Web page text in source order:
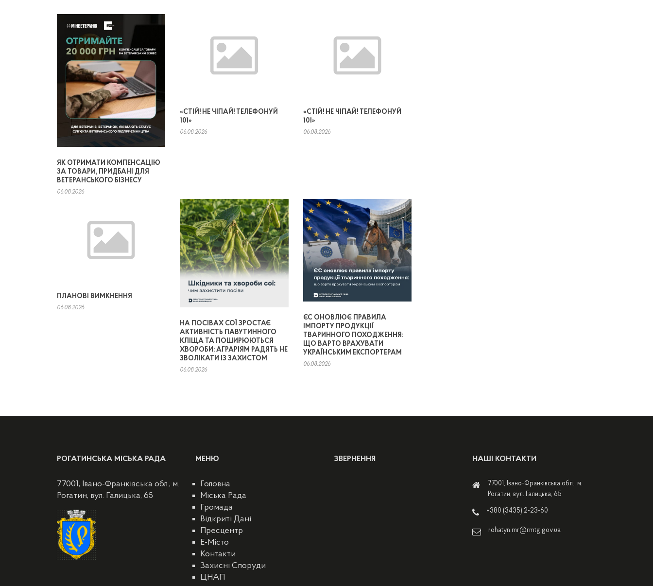
ЯК ОТРИМАТИ КОМПЕНСАЦІЮ
ЗА ТОВАРИ, ПРИДБАНІ ДЛЯ
ВЕТЕРАНСЬКОГО БІЗНЕСУ
06.08.2026
«СТІЙ! НЕ ЧІПАЙ! ТЕЛЕФОНУЙ
101»
06.08.2026
«СТІЙ! НЕ ЧІПАЙ! ТЕЛЕФОНУЙ
101»
06.08.2026
ПЛАНОВІ ВИМКНЕННЯ
06.08.2026
НА ПОСІВАХ СОЇ ЗРОСТАЄ
АКТИВНІСТЬ ПАВУТИННОГО
КЛІЩА ТА ПОШИРЮЮТЬСЯ
ХВОРОБИ: АГРАРІЯМ РАДЯТЬ НЕ
ЗВОЛІКАТИ ІЗ ЗАХИСТОМ
06.08.2026
ЄС ОНОВЛЮЄ ПРАВИЛА
ІМПОРТУ ПРОДУКЦІЇ
ТВАРИННОГО ПОХОДЖЕННЯ:
ЩО ВАРТО ВРАХУВАТИ
УКРАЇНСЬКИМ ЕКСПОРТЕРАМ
06.08.2026
РОГАТИНСЬКА МІСЬКА РАДА
77001, Івано-Франківська обл., м.
Рогатин, вул. Галицька, 65
МЕНЮ
Головна
Міська Рада
Громада
Відкриті Дані
Пресцентр
E-Місто
Контакти
Захисні Споруди
ЦНАП
ЗВЕРНЕННЯ НАШІ КОНТАКТИ
77001, Івано-Франківська обл., м.
Рогатин, вул. Галицька, 65
+380 (3435) 2-23-60
rohatyn.mr@rmtg.gov.ua